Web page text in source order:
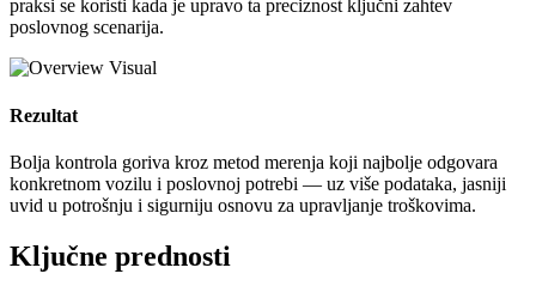
praksi se koristi kada je upravo ta preciznost ključni zahtev
poslovnog scenarija.
Rezultat
Bolja kontrola goriva kroz metod merenja koji najbolje odgovara
konkretnom vozilu i poslovnoj potrebi — uz više podataka, jasniji
uvid u potrošnju i sigurniju osnovu za upravljanje troškovima.
Ključne prednosti